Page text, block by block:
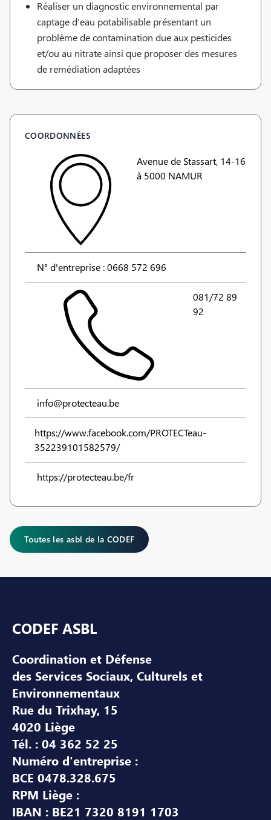
Réaliser un diagnostic environnemental par
captage d’eau potabilisable présentant un
problème de contamination due aux pesticides
et/ou au nitrate ainsi que proposer des mesures
de remédiation adaptées
COORDONNÉES
Avenue de Stassart, 14-16
à 5000 NAMUR
N° d'entreprise : 0668 572 696
081/72 89
92
info@protecteau.be
https://www.facebook.com/PROTECTeau-
352239101582579/
https://protecteau.be/fr
Toutes les asbl de la CODEF
CODEF ASBL
Coordination et Défense
des Services Sociaux, Culturels et
Environnementaux
Rue du Trixhay, 15
4020 Liège
Tél. : 04 362 52 25
Numéro d'entreprise :
BCE 0478.328.675
RPM Liège :
IBAN : BE21 7320 8191 1703